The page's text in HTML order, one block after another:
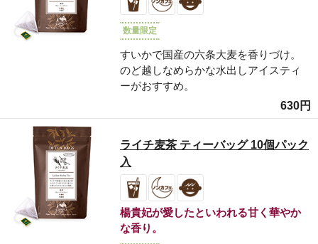
数量限定
すいかで国産の六条大麦を香りづけ。
のど越しなめらかな水出しアイスティ
ーがおすすめ。
630円
ライチ麦茶 ティーバッグ 10個パック
入
楊貴妃が愛したといわれる甘く華やか
な香り。